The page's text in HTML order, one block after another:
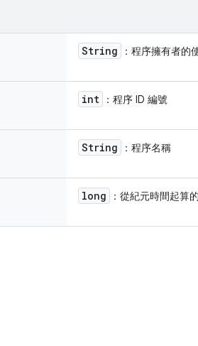
String ：程序擁有者的
int ：程序 ID 編號
String ：程序名稱
long ：從紀元時間起算